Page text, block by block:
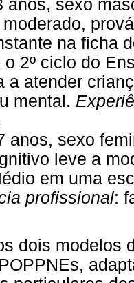
anos, sexo
na ficha
o 2º ciclo do
a atender
mental.
anos, sexo
leve a
em uma
profissional:
dois modelos